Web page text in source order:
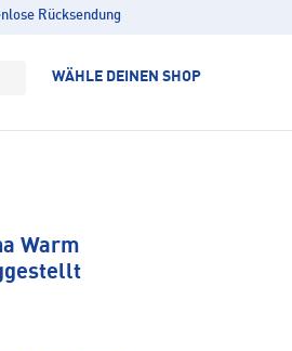
Rücksendung
WÄHLE DEINEN SHOP
Warm